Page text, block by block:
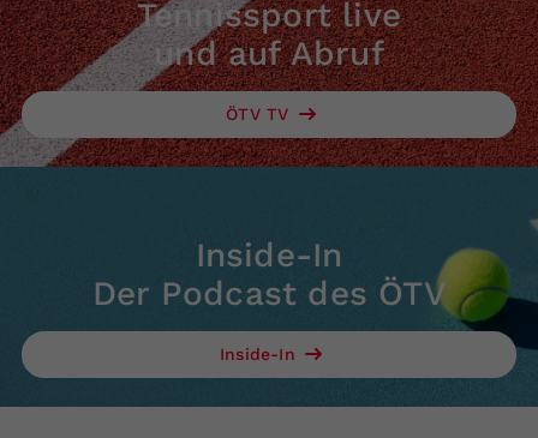
Tennissport live
und auf Abruf
ÖTV TV
Inside-In
Der Podcast des ÖTV
Inside-In